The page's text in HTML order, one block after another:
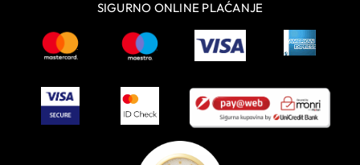
SIGURNO ONLINE PLAĆANJE